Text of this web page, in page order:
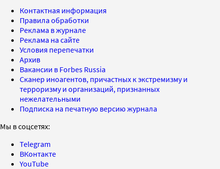
Контактная информация
Правила обработки
Реклама в журнале
Реклама на сайте
Условия перепечатки
Архив
Вакансии в Forbes Russia
Сканер иноагентов, причастных к экстремизму и
терроризму и организаций, признанных
нежелательными
Подписка на печатную версию журнала
Мы в соцсетях:
Telegram
ВКонтакте
YouTube